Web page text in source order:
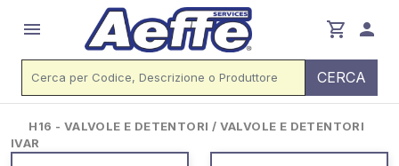
menu shopping_cart person
CERCA
H16 - VALVOLE E DETENTORI / VALVOLE E DETENTORI
IVAR